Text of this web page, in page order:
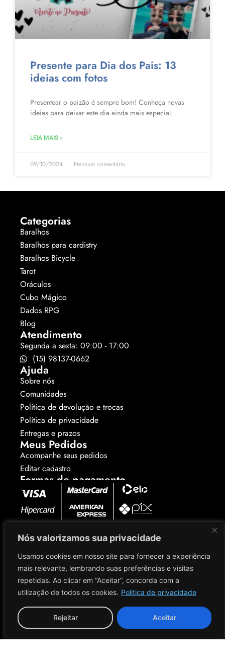
Nós valorizamos sua privacidade
Usamos cookies em nosso site para fornecer a experiência
mais relevante, lembrando suas preferências e visitas
repetidas. Ao clicar em “Aceitar”, concorda com a
utilização de todos os cookies. Politica de privacidade
Rejeitar Aceitar
Presente para Dia dos Pais: 13
ideias com fotos
Presentear o paizão é sempre bom! Conheça novas
ideias para deixar este dia ainda mais especial.
LEIA MAIS »
09/10/2024 Nenhum comentário
Categorias
Baralhos
Baralhos para cardistry
Baralhos Bicycle
Tarot
Oráculos
Cubo Mágico
Dados RPG
Blog
Atendimento
Segunda a sexta: 09:00 - 17:00
(15) 98137-0662
Ajuda
Sobre nós
Comunidades
Política de devolução e trocas
Política de privacidade
Entregas e prazos
Meus Pedidos
Acompanhe seus pedidos
Editar cadastro
Formas de pagamento
Verificada por
Nos acompanhe